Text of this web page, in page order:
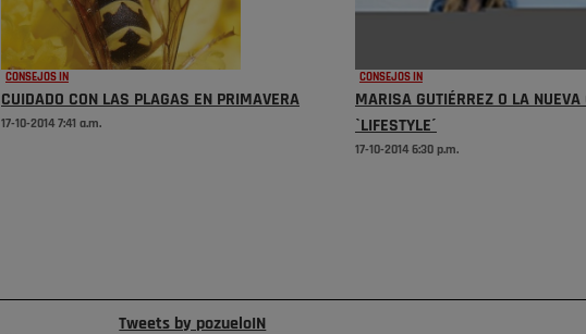
CONSEJOS IN
CUIDADO CON LAS PLAGAS EN PRIMAVERA
17-10-2014 7:41 a.m.
CONSEJOS IN
MARISA GUTIÉRREZ O LA NUEVA
`LIFESTYLE´
17-10-2014 6:30 p.m.
Tweets by pozueloIN